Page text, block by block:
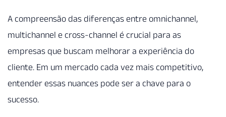
A compreensão das diferenças entre omnichannel,
multichannel e cross-channel é crucial para as
empresas que buscam melhorar a experiência do
cliente. Em um mercado cada vez mais competitivo,
entender essas nuances pode ser a chave para o
sucesso.